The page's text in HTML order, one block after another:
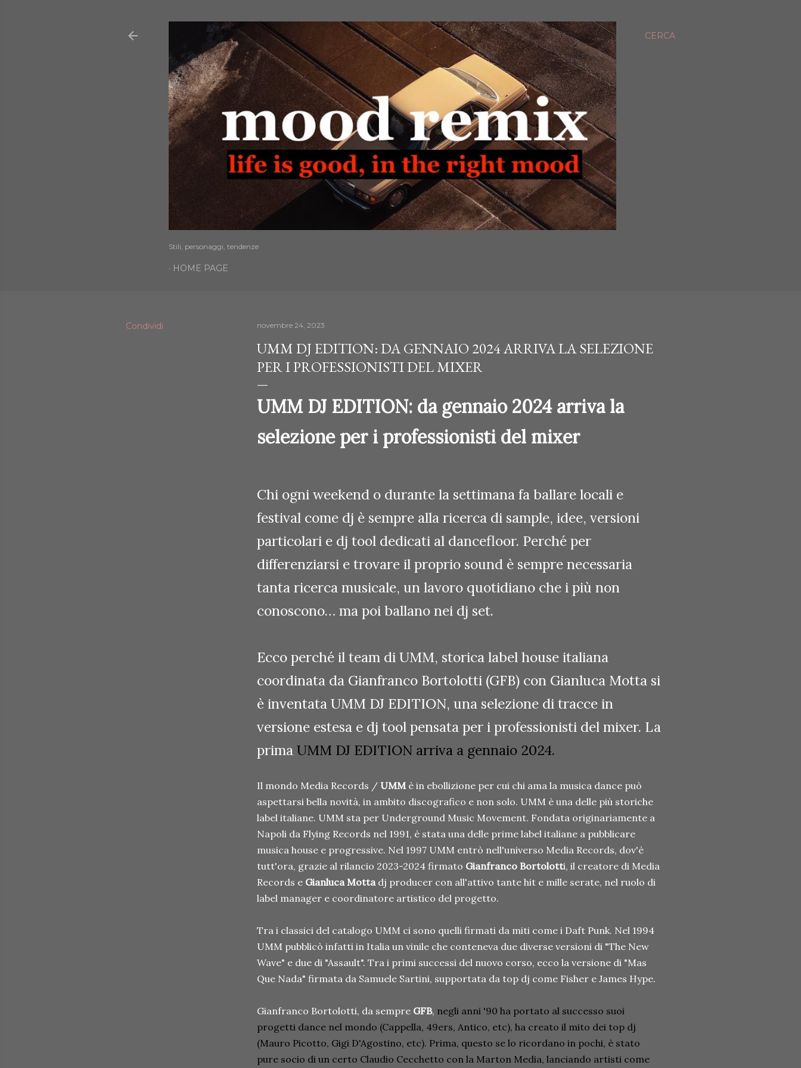
CERCA
Stili, personaggi, tendenze
HOME PAGE
Condividi novembre 24, 2023
UMM DJ EDITION: DA GENNAIO 2024 ARRIVA LA SELEZIONE
PER I PROFESSIONISTI DEL MIXER
UMM DJ EDITION: da gennaio 2024 arriva la
selezione per i professionisti del mixer
Chi ogni weekend o durante la settimana fa ballare locali e
festival come dj è sempre alla ricerca di sample, idee, versioni
particolari e dj tool dedicati al dancefloor. Perché per
differenziarsi e trovare il proprio sound è sempre necessaria
tanta ricerca musicale, un lavoro quotidiano che i più non
conoscono… ma poi ballano nei dj set.
Ecco perché il team di UMM, storica label house italiana
coordinata da Gianfranco Bortolotti (GFB) con Gianluca Motta si
è inventata UMM DJ EDITION, una selezione di tracce in
versione estesa e dj tool pensata per i professionisti del mixer. La
prima UMM DJ EDITION arriva a gennaio 2024.
Il mondo Media Records / UMM è in ebollizione per cui chi ama la musica dance può
aspettarsi bella novità, in ambito discografico e non solo. UMM è una delle più storiche
label italiane. UMM sta per Underground Music Movement. Fondata originariamente a
Napoli da Flying Records nel 1991, è stata una delle prime label italiane a pubblicare
musica house e progressive. Nel 1997 UMM entrò nell'universo Media Records, dov'è
tutt'ora, grazie al rilancio 2023-2024 firmato Gianfranco Bortolotti, il creatore di Media
Records e Gianluca Mottadj producer con all'attivo tante hit e mille serate, nel ruolo di
label manager e coordinatore artistico del progetto.
Tra i classici del catalogo UMM ci sono quelli firmati da miti come i Daft Punk. Nel 1994
UMM pubblicò infatti in Italia un vinile che conteneva due diverse versioni di "The New
Wave" e due di "Assault". Tra i primi successi del nuovo corso, ecco la versione di "Mas
Que Nada" firmata da Samuele Sartini, supportata da top dj come Fisher e James Hype.
Gianfranco Bortolotti, da sempre GFB, negli anni '90 ha portato al successo suoi
progetti dance nel mondo (Cappella, 49ers, Antico, etc), ha creato il mito dei top dj
(Mauro Picotto, Gigi D'Agostino, etc). Prima, questo se lo ricordano in pochi, è stato
pure socio di un certo Claudio Cecchetto con la Marton Media, lanciando artisti come